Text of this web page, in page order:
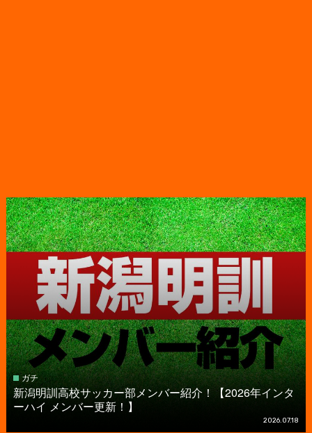
ガチ
新潟明訓高校サッカー部メンバー紹介！【2026年インタ
ーハイ メンバー更新！】
2026.07.18